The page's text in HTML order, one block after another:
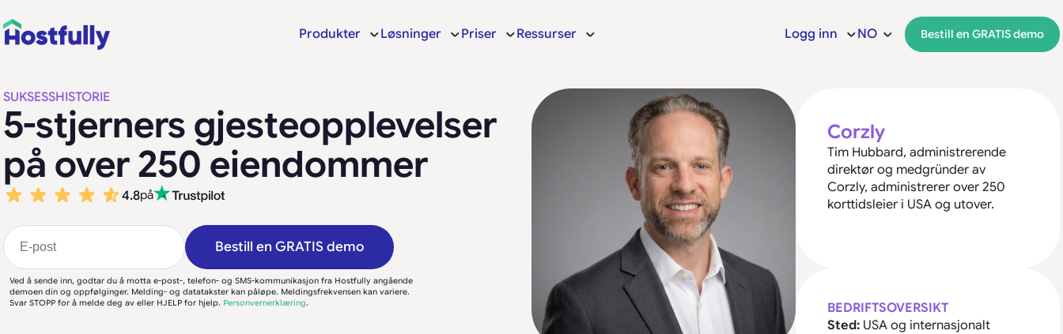
Produkter Løsninger Priser Ressurser Logg inn NO Bestill en GRATIS demo
SUKSESSHISTORIE
5-stjerners gjesteopplevelser
på over 250 eiendommer
4.8på
Bestill en GRATIS demo
Ved å sende inn, godtar du å motta e-post-, telefon- og SMS-kommunikasjon fra Hostfully angående
demoen din og oppfølginger. Melding- og datatakster kan påløpe. Meldingsfrekvensen kan variere.
Svar STOPP for å melde deg av eller HJELP for hjelp. Personvernerklæring.
Corzly
Tim Hubbard, administrerende
direktør og medgründer av
Corzly, administrerer over 250
korttidsleier i USA og utover.
BEDRIFTSOVERSIKT
Sted: USA og internasjonalt